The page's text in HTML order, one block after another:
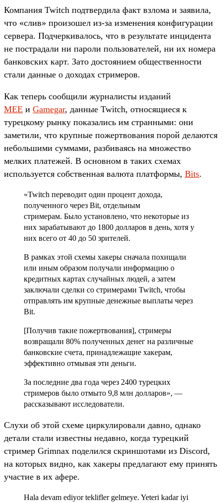
Компания Twitch подтвердила факт взлома и заявила,
что «слив» произошел из-за изменения конфигурации
сервера. Подчеркивалось, что в результате инцидента
не пострадали ни пароли пользователей, ни их номера
банковских карт. Зато достоянием общественности
стали данные о доходах стримеров.
Как теперь сообщили журналисты изданий
MEE и Gamegar, данные Twitch, относящиеся к
турецкому рынку показались им странными: они
заметили, что крупные пожертвования порой делаются
небольшими суммами, разбиваясь на множество
мелких платежей. В основном в таких схемах
используется собственная валюта платформы, Bits.
«Twitch переводит один процент дохода,
полученного через Bit, отдельным
стримерам. Было установлено, что некоторые из
них зарабатывают до 1800 долларов в день, хотя у
них всего от 40 до 50 зрителей.
В рамках этой схемы хакеры сначала похищали
или иным образом получали информацию о
кредитных картах случайных людей, а затем
заключали сделки со стримерами Twitch, чтобы
отправлять им крупные денежные выплаты через
Bit.
[Получив такие пожертвования], стримеры
возвращали 80% полученных денег на различные
банковские счета, принадлежащие хакерам,
эффективно отмывая эти деньги.
За последние два года через 2400 турецких
стримеров было отмыто 9,8 млн долларов», —
рассказывают исследователи.
Слухи об этой схеме циркулировали давно, однако
детали стали известны недавно, когда турецкий
стример Grimnax поделился скриншотами из Discord,
на которых видно, как хакеры предлагают ему принять
участие в их афере.
Hala devam ediyor teklifler gelmeye. Yeteri kadar iyi